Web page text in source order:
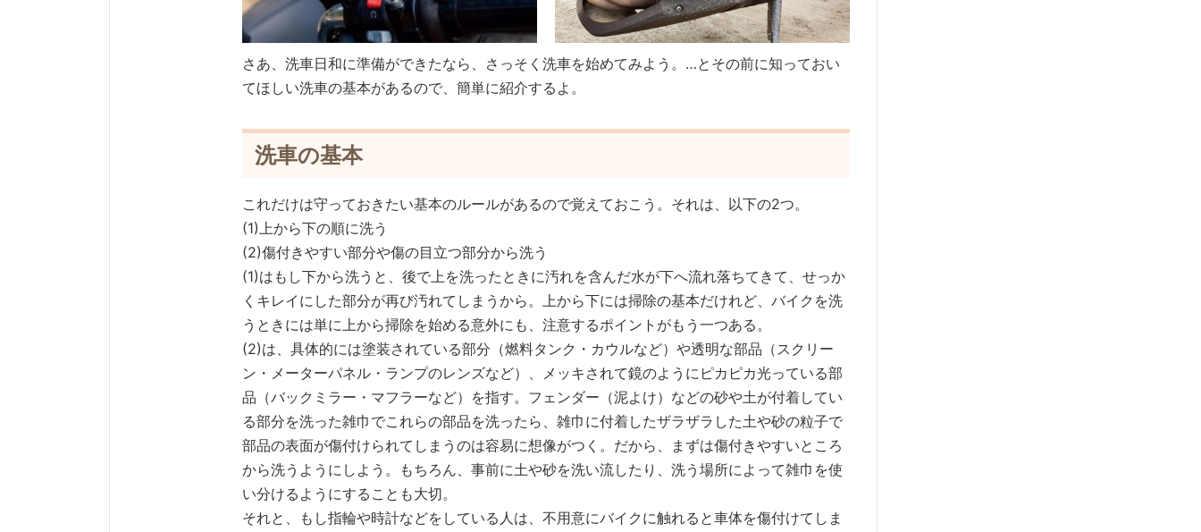
さあ、洗車日和に準備ができたなら、さっそく洗車を始めてみよう。…とその前に知っておい
てほしい洗車の基本があるので、簡単に紹介するよ。
洗車の基本
これだけは守っておきたい基本のルールがあるので覚えておこう。それは、以下の2つ。
(1)上から下の順に洗う
(2)傷付きやすい部分や傷の目立つ部分から洗う
(1)はもし下から洗うと、後で上を洗ったときに汚れを含んだ水が下へ流れ落ちてきて、せっか
くキレイにした部分が再び汚れてしまうから。上から下には掃除の基本だけれど、バイクを洗
うときには単に上から掃除を始める意外にも、注意するポイントがもう一つある。
(2)は、具体的には塗装されている部分（燃料タンク・カウルなど）や透明な部品（スクリー
ン・メーターパネル・ランプのレンズなど）、メッキされて鏡のようにピカピカ光っている部
品（バックミラー・マフラーなど）を指す。フェンダー（泥よけ）などの砂や土が付着してい
る部分を洗った雑巾でこれらの部品を洗ったら、雑巾に付着したザラザラした土や砂の粒子で
部品の表面が傷付けられてしまうのは容易に想像がつく。だから、まずは傷付きやすいところ
から洗うようにしよう。もちろん、事前に土や砂を洗い流したり、洗う場所によって雑巾を使
い分けるようにすることも大切。
それと、もし指輪や時計などをしている人は、不用意にバイクに触れると車体を傷付けてしま